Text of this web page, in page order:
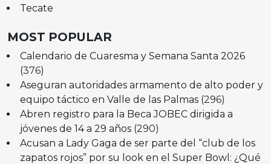
Tecate
MOST POPULAR
Calendario de Cuaresma y Semana Santa 2026
(376)
Aseguran autoridades armamento de alto poder y
equipo táctico en Valle de las Palmas (296)
Abren registro para la Beca JOBEC dirigida a
jóvenes de 14 a 29 años (290)
Acusan a Lady Gaga de ser parte del “club de los
zapatos rojos” por su look en el Super Bowl: ¿Qué